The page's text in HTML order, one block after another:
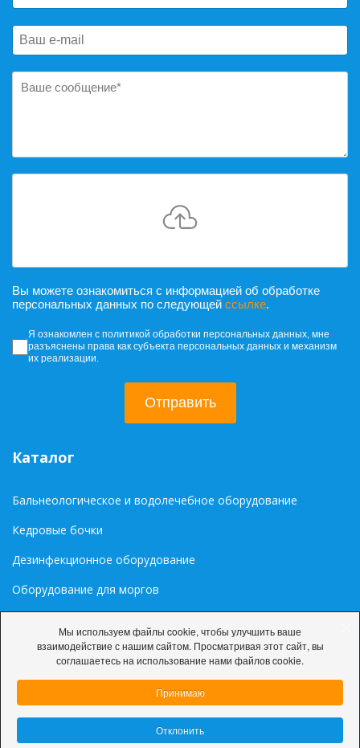
Мы используем файлы cookie, чтобы улучшить ваше
взаимодействие с нашим сайтом. Просматривая этот сайт, вы
соглашаетесь на использование нами файлов cookie.
Принимаю
Отклонить
Вы можете ознакомиться с информацией об обработке
персональных данных по следующей ссылке.
Согласие на обработку персональных
Я ознакомлен с политикой обработки персональных данных, мне
разъяснены права как субъекта персональных данных и механизм
их реализации.
Отправить
Каталог
Бальнеологическое и водолечебное оборудование
Кедровые бочки
Дезинфекционное оборудование
Оборудование для моргов
Палитра цветов RAL
© 2026 ООО «ДарниЛюкС»